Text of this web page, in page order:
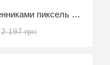
Брюки RipStop с наколенниками пиксель ММ-14 размер 44
2 197 грн